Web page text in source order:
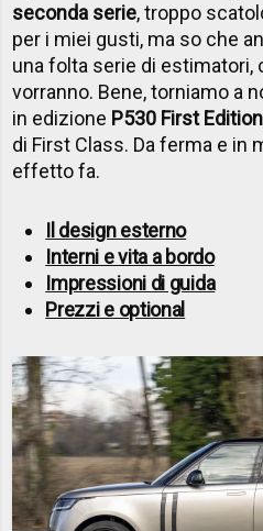
seconda serie, troppo
per i miei gusti, ma so che
una folta serie di estimatori,
vorranno. Bene, torniamo a
in edizione P530 First Edition
di First Class. Da ferma e in
effetto fa.
Il design esterno
Interni e vita a bordo
Impressioni di guida
Prezzi e optional